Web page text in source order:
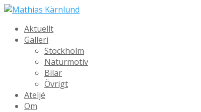
Aktuellt
Galleri
Stockholm
Naturmotiv
Bilar
Övrigt
Ateljé
Om